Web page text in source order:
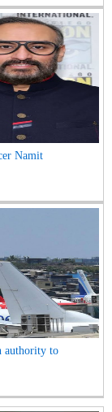
Namit
authority to